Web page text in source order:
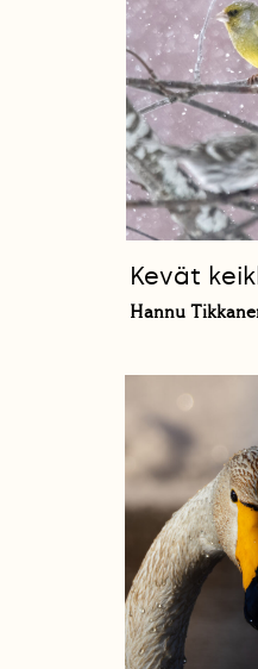
Kevät
Hannu